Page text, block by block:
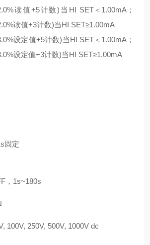
读值+5计数)当HI SET＜1.00mA；
读值+3计数)当HI SET≥1.00mA
设定值+5计数)当HI SET＜1.00mA；
设定值+3计数)当HI SET≥1.00mA
固定
，1s~180s
100V, 250V, 500V, 1000V dc